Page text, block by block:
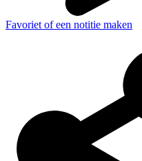
Favoriet of een notitie maken